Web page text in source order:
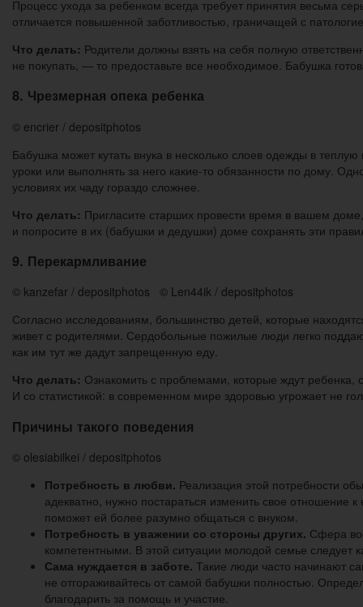
Процесс ухода за ребенком всегда требует принятия весьма
отличается повышенной заботливостью, граничащей с
Что делать: Родители должны взять на себя полную
не покупать, — то предоставьте все необходимое. Бабушка
8. Чрезмерная опека ребенка
© encrier / depositphotos
Бабушка может кутать внука в несколько слоев одежды в
уроки или выполнять за него какие-то обязанности по дому.
условиях их чаду гораздо сложнее.
Что делать: Пригласите старших провести время в вашем
и попросите в их (бабушки и дедушки) доме сохранять эти
9. Перекармливание
© kanzefar / depositphotos © Len44ik / depositphotos
Согласно исследованиям, большинство детей, которые
живет с родителями. Сердобольные пожилые люди легко
как им тут же дадут запрещенную еду.
Что делать: Ознакомить с проблемами, которые ждут
И со статистикой: в современном мире здоровью угрожает не
Причины такого поведения
© olesiabilkei / depositphotos
Потребность в любви. Реализация этой потребности
адекватно, нужно постараться изменить свое
поможет ей более разумно общаться с внуком.
Потребность в уважении со стороны других. Сфера
компетентными. В этой ситуации молодой семье
Сама нуждается в заботе. Такие люди часто начинают
не отгораживайтесь от самой бабушки полностью.
благодарить за помощь и участие.